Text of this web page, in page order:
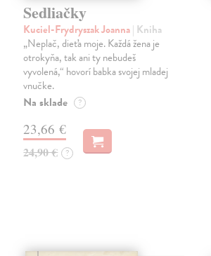
Sedliačky
Kuciel-Frydryszak Joanna| Kniha
„Neplač, dieťa moje. Každá žena je
otrokyňa, tak ani ty nebudeš
vyvolená,“ hovorí babka svojej mladej
vnučke.
Na sklade ?
23,66 €
24,90 € ?